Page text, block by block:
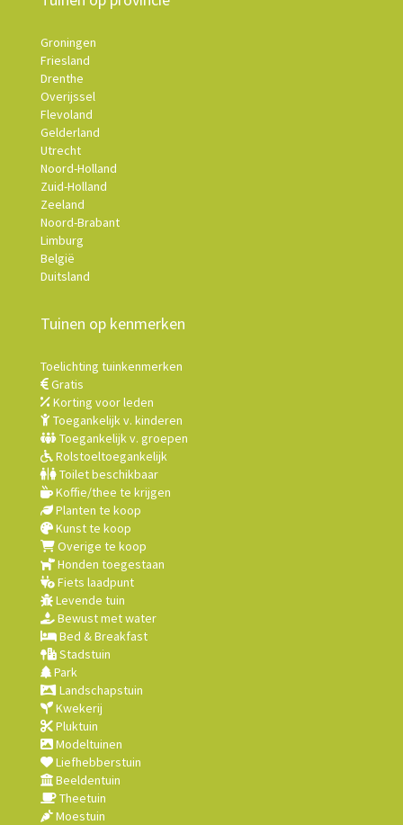
Groningen
Friesland
Drenthe
Overijssel
Flevoland
Gelderland
Utrecht
Noord-Holland
Zuid-Holland
Zeeland
Noord-Brabant
Limburg
België
Duitsland
Tuinen op kenmerken
Toelichting tuinkenmerken
Gratis
Korting voor leden
Toegankelijk v. kinderen
Toegankelijk v. groepen
Rolstoeltoegankelijk
Toilet beschikbaar
Koffie/thee te krijgen
Planten te koop
Kunst te koop
Overige te koop
Honden toegestaan
Fiets laadpunt
Levende tuin
Bewust met water
Bed & Breakfast
Stadstuin
Park
Landschapstuin
Kwekerij
Pluktuin
Modeltuinen
Liefhebberstuin
Beeldentuin
Theetuin
Moestuin